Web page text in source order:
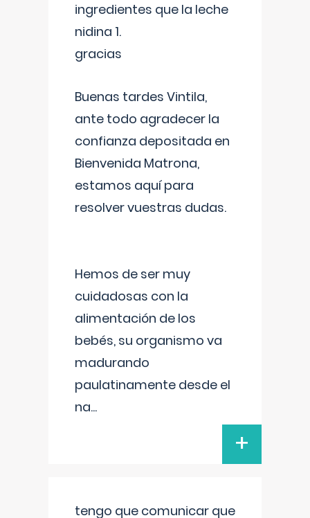
ingredientes que la leche
nidina 1.
gracias
Buenas tardes Vintila,
ante todo agradecer la
confianza depositada en
Bienvenida Matrona,
estamos aquí para
resolver vuestras dudas.
Hemos de ser muy
cuidadosas con la
alimentación de los
bebés, su organismo va
madurando
paulatinamente desde el
na...
+
tengo que comunicar que